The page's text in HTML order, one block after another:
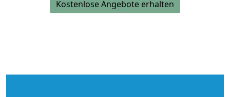
Kostenlose Angebote erhalten